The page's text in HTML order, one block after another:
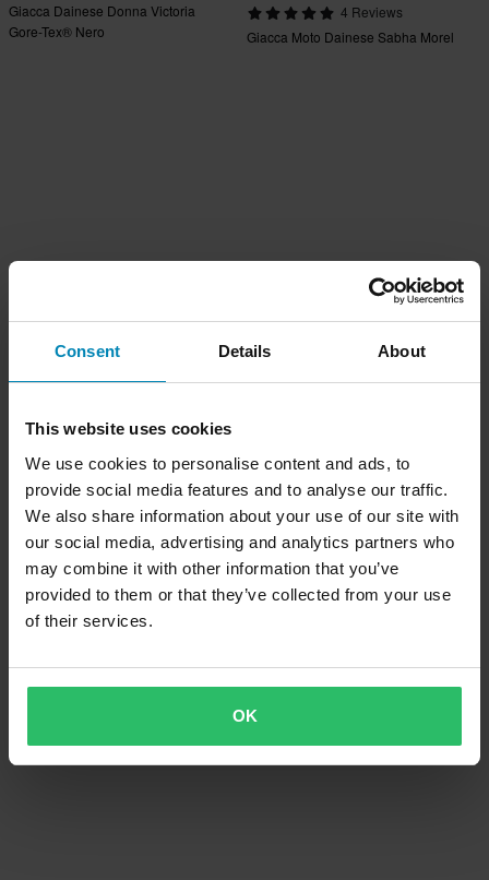
Consent Details About
This website uses cookies
We use cookies to personalise content and ads, to
provide social media features and to analyse our traffic.
We also share information about your use of our site with
our social media, advertising and analytics partners who
may combine it with other information that you’ve
provided to them or that they’ve collected from your use
of their services.
OK
Giacca Dainese Donna Victoria
Gore-Tex® Nero
4 Reviews
Giacca Moto Dainese Sabha Morel